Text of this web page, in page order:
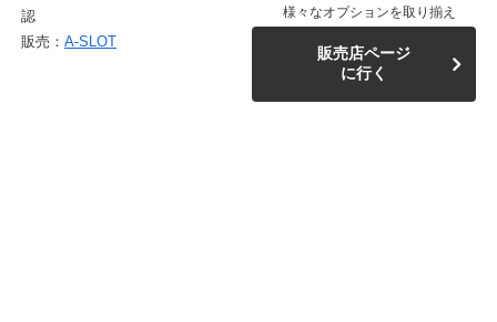
認
販売： A-SLOT
様々なオプションを取り揃え
販売店ページ
に行く